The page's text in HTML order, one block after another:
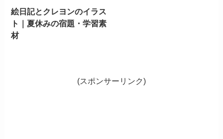
絵日記とクレヨンのイラス
ト｜夏休みの宿題・学習素
材
(スポンサーリンク)